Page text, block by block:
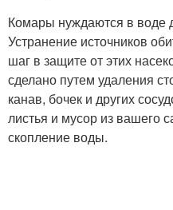
Комары нуждаются в воде
Устранение источников
шаг в защите от этих
сделано путем удаления
канав, бочек и других
листья и мусор из вашего
скопление воды.